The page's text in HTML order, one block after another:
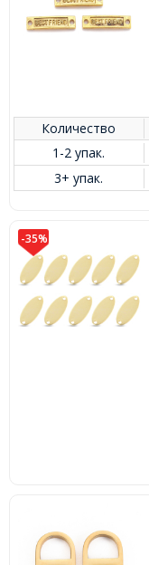
Количество
1-2 упак.
3+ упак.
-35%